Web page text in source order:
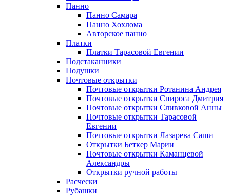
Панно
Панно Самара
Панно Хохлома
Авторское панно
Платки
Платки Тарасовой Евгении
Подстаканники
Подушки
Почтовые открытки
Почтовые открытки Ротанина Андрея
Почтовые открытки Спироса Дмитрия
Почтовые открытки Сливковой Анны
Почтовые открытки Тарасовой
Евгении
Почтовые открытки Лазарева Саши
Открытки Беткер Марии
Почтовые открытки Каманцевой
Александры
Открытки ручной работы
Расчески
Рубашки